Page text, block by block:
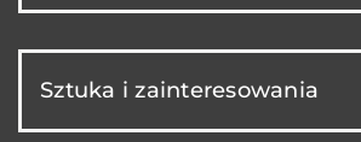
Sztuka i zainteresowania